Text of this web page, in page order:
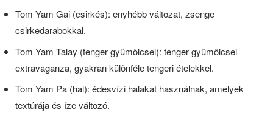
Tom Yam Gai (csirkés): enyhébb változat, zsenge
csirkedarabokkal.
Tom Yam Talay (tenger gyümölcsei): tenger gyümölcsei
extravaganza, gyakran különféle tengeri ételekkel.
Tom Yam Pa (hal): édesvízi halakat használnak, amelyek
textúrája és íze változó.